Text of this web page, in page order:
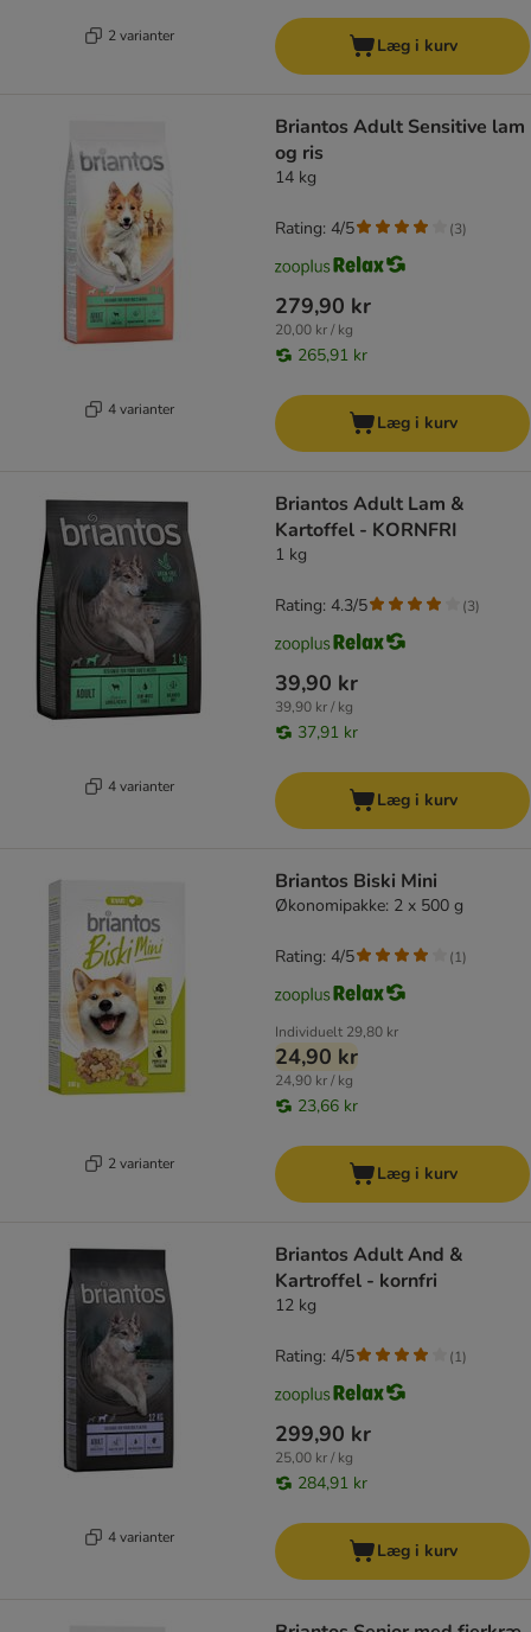
2 varianter Læg i kurv
4 varianter
Briantos Adult Sensitive lam
og ris
14 kg
279,90 kr
20,00 kr / kg
265,91 kr
Rating: 4/5 (3)
Læg i kurv
4 varianter
Briantos Adult Lam &
Kartoffel - KORNFRI
1 kg
39,90 kr
39,90 kr / kg
37,91 kr
Rating: 4.3/5 (3)
Læg i kurv
2 varianter
Briantos Biski Mini
Økonomipakke: 2 x 500 g
Individuelt 29,80 kr
24,90 kr
24,90 kr / kg
23,66 kr
Rating: 4/5 (1)
Læg i kurv
4 varianter
Briantos Adult And &
Kartroffel - kornfri
12 kg
299,90 kr
25,00 kr / kg
284,91 kr
Rating: 4/5 (1)
Læg i kurv